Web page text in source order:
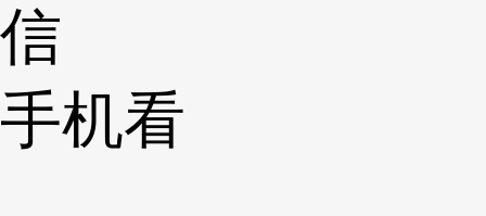
信
手机看